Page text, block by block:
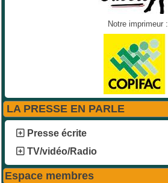
Notre imprimeur :
LA PRESSE EN PARLE
Presse écrite
TV/vidéo/Radio
Espace membres